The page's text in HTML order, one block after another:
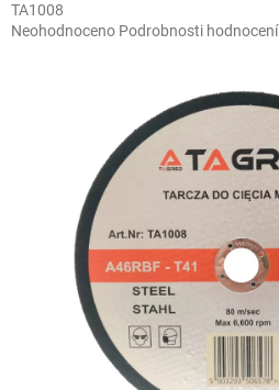
TA1008
Průměrné
Neohodnoceno Podrobnosti hodnocení